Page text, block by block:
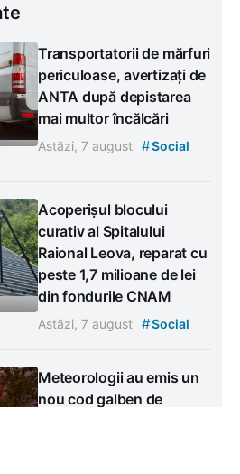
Transportatorii de mărfuri
periculoase, avertizați de
ANTA după depistarea
mai multor încălcări
Astăzi, 7 august #Social
Acoperișul blocului
curativ al Spitalului
Raional Leova, reparat cu
peste 1,7 milioane de lei
din fondurile CNAM
Astăzi, 7 august #Social
Meteorologii au emis un
nou cod galben de